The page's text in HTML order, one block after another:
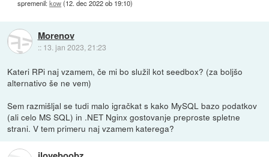
spremenil:kow(12. dec 2022 ob 19:10)
Morenov
:: 13. jan 2023, 21:23
Kateri RPi naj vzamem, če mi bo služil kot seedbox? (za boljšo
alternativo še ne vem)
Sem razmišljal se tudi malo igračkat s kako MySQL bazo podatkov
(ali celo MS SQL) in .NET Nginx gostovanje preproste spletne
strani. V tem primeru naj vzamem katerega?